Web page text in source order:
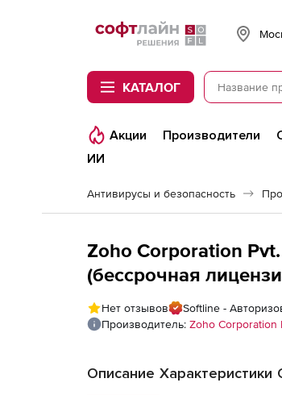
Softline
КАТАЛОГ
Акции Производители
ИИ
Антивирусы и безопасность
Zoho Corporation
(бессрочная
services addon -
product&#039;s
Нет отзывов
Softline -
Производитель: Zoho Corporation
Описание Характеристики